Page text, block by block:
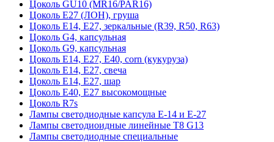
Цоколь GU10 (MR16/PAR16)
Цоколь Е27 (ЛОН), груша
Цоколь Е14, Е27, зеркальные (R39, R50, R63)
Цоколь G4, капсульная
Цоколь G9, капсульная
Цоколь Е14, Е27, Е40, corn (кукуруза)
Цоколь Е14, Е27, свеча
Цоколь Е14, Е27, шар
Цоколь Е40, Е27 высокомощные
Цоколь R7s
Лампы светодиодные капсула Е-14 и Е-27
Лампы светодиоидные линейные T8 G13
Лампы светодиодные специальные